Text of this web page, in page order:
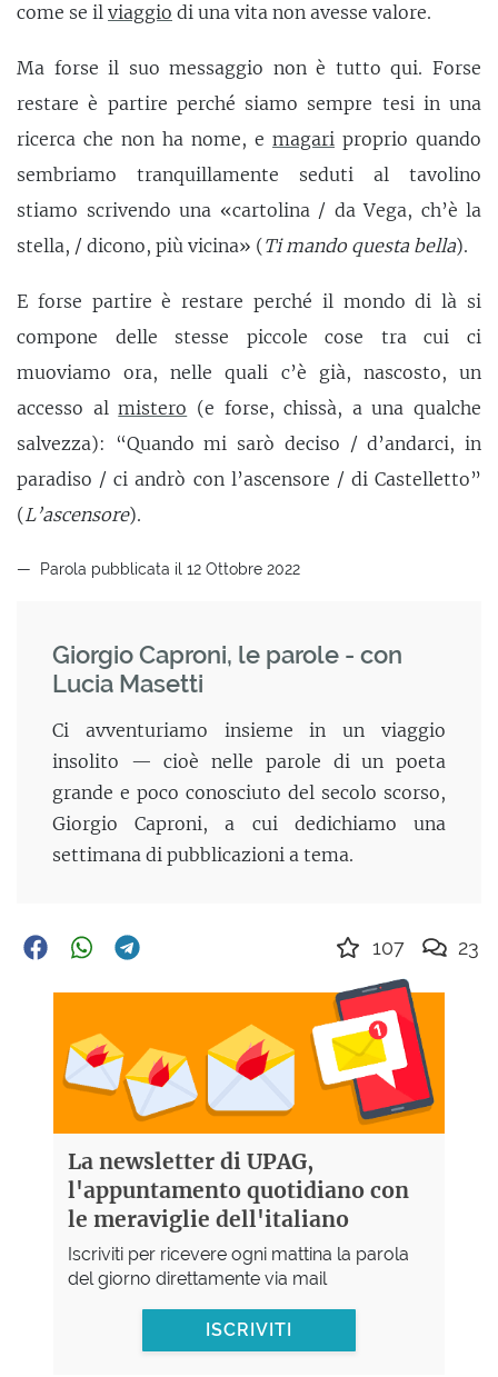
come se il viaggio di una vita non avesse valore.
Ma forse il suo messaggio non è tutto qui. Forse
restare è partire perché siamo sempre tesi in una
ricerca che non ha nome, e magari proprio quando
sembriamo tranquillamente seduti al tavolino
stiamo scrivendo una «cartolina / da Vega, ch’è la
stella, / dicono, più vicina» (Ti mando questa bella).
E forse partire è restare perché il mondo di là si
compone delle stesse piccole cose tra cui ci
muoviamo ora, nelle quali c’è già, nascosto, un
accesso almistero (e forse, chissà, a una qualche
salvezza): “Quando mi sarò deciso / d’andarci, in
paradiso / ci andrò con l’ascensore / di Castelletto”
(L’ascensore).
Parola pubblicata il 12 Ottobre 2022
Giorgio Caproni, le parole - con
Lucia Masetti
Ci avventuriamo insieme in un viaggio
insolito — cioè nelle parole di un poeta
grande e poco conosciuto del secolo scorso,
Giorgio Caproni, a cui dedichiamo una
settimana di pubblicazioni a tema.
107 23
La newsletter di UPAG,
l'appuntamento quotidiano con
le meraviglie dell'italiano
Iscriviti per ricevere ogni mattina la parola
del giorno direttamente via mail
ISCRIVITI